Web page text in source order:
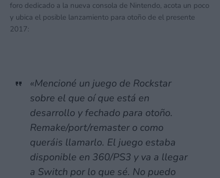
foro dedicado a la nueva consola de Nintendo, acota un poco
y ubica el posible lanzamiento para otoño de el presente
2017:
«Mencioné un juego de Rockstar
sobre el que oí que está en
desarrollo y fechado para otoño.
Remake/port/remaster o como
queráis llamarlo. El juego estaba
disponible en 360/PS3 y va a llegar
a Switch por lo que sé. No puedo